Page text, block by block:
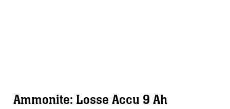
Ammonite: Losse Accu 9 Ah